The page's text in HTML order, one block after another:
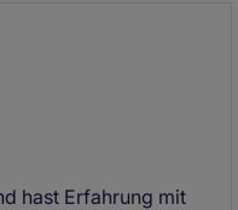
hast Erfahrung mit